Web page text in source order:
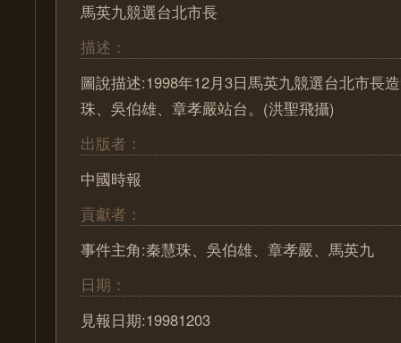
馬英九競選台北市長
描述：
圖說描述:1998年12月3日馬英九競選台北市長
珠、吳伯雄、章孝嚴站台。(洪聖飛攝)
出版者：
中國時報
貢獻者：
事件主角:秦慧珠、吳伯雄、章孝嚴、馬英九
日期：
見報日期:19981203